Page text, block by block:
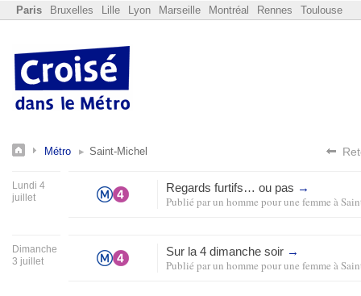
Paris Bruxelles Lille Lyon Marseille Montréal Rennes Toulouse
Métro Saint-Michel
Lundi 4
juillet
Regards furtifs… ou pas →
Publié parun homme pour une femme à
Dimanche
3 juillet
Sur la 4 dimanche soir →
Publié parun homme pour une femme à